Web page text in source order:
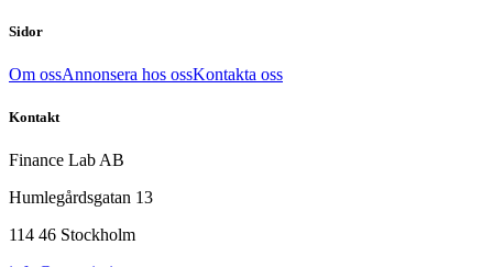
Sidor
Om ossAnnonsera hos ossKontakta oss
Kontakt
Finance Lab AB
Humlegårdsgatan 13
114 46 Stockholm